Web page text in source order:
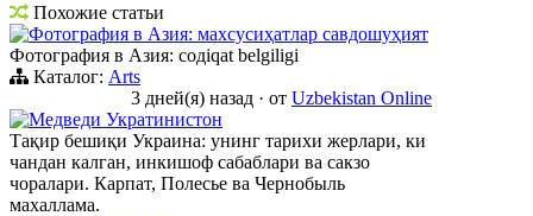
Похожие статьи
Фотография в Азия: махсусиҳатлар савдошуҳият
Фотография в Азия: содiqat belgiligi
Каталог: Arts
3 дней(я) назад · от Uzbekistan Online
Медведи Укратинистон
Тақир бешиқи Украина: унинг тарихи жерлари, ки
чандан калган, инкишоф сабаблари ва сакзо
чоралари. Карпат, Полесье ва Чернобыль
махаллама.